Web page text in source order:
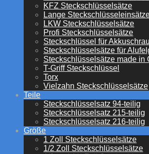
KFZ Steckschlüsselsätze
Lange
LKW Steckschlüsselsätze
Profi Steckschlüsselsätze
Steckschlüssel für
Steckschlüsselsätze für
Steckschlüsselsätze made in
T-Griff Steckschlüssel
Torx
Vielzahn Steckschlüsselsätze
Teile
Steckschlüsselsatz 94-teilig
Steckschlüsselsatz 215-teilig
Steckschlüsselsatz 216-teilig
Größe
1 Zoll Steckschlüsselsätze
1/2 Zoll Steckschlüsselsätze